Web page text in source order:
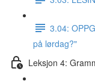
3.04:
på lørdag?"
Leksjon 4: